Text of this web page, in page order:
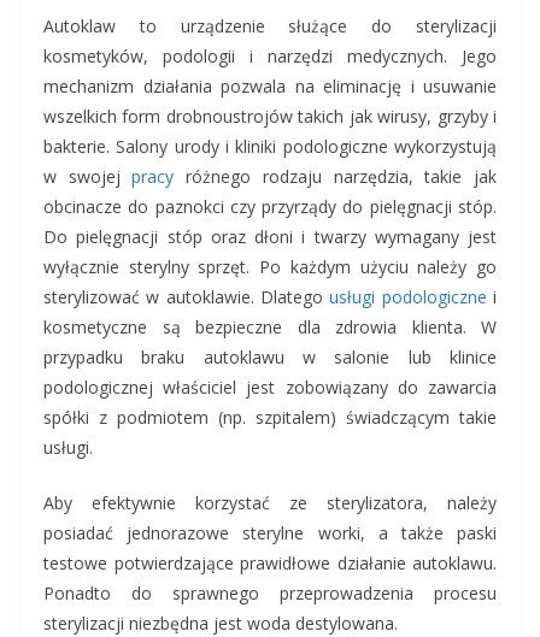
Autoklaw to urządzenie służące do sterylizacji
kosmetyków, podologii i narzędzi medycznych. Jego
mechanizm działania pozwala na eliminację i usuwanie
wszelkich form drobnoustrojów takich jak wirusy, grzyby i
bakterie. Salony urody i kliniki podologiczne wykorzystują
w swojejpracy różnego rodzaju narzędzia, takie jak
obcinacze do paznokci czy przyrządy do pielęgnacji stóp.
Do pielęgnacji stóp oraz dłoni i twarzy wymagany jest
wyłącznie sterylny sprzęt. Po każdym użyciu należy go
sterylizować w autoklawie. Dlategousługi podologiczne i
kosmetyczne są bezpieczne dla zdrowia klienta. W
przypadku braku autoklawu w salonie lub klinice
podologicznej właściciel jest zobowiązany do zawarcia
spółki z podmiotem (np. szpitalem) świadczącym takie
usługi.
Aby efektywnie korzystać ze sterylizatora, należy
posiadać jednorazowe sterylne worki, a także paski
testowe potwierdzające prawidłowe działanie autoklawu.
Ponadto do sprawnego przeprowadzenia procesu
sterylizacji niezbędna jest woda destylowana.